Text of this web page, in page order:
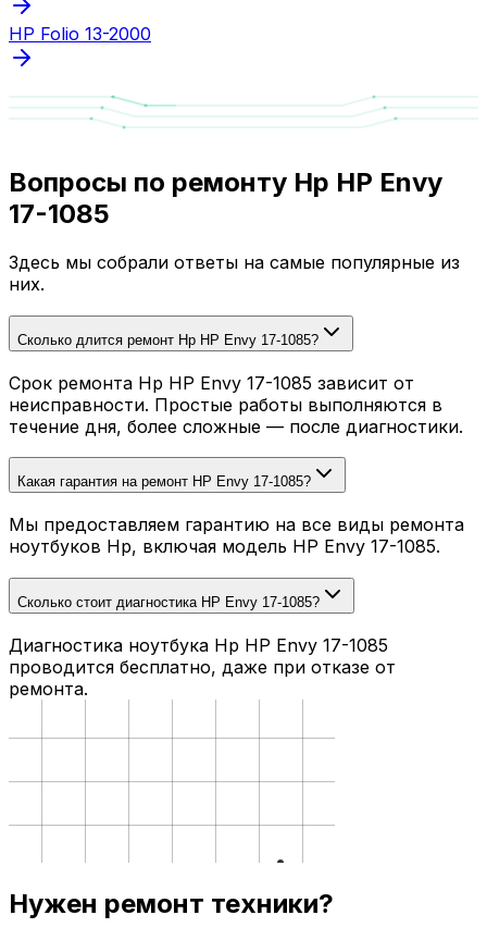
HP Folio 13-2000
Вопросы по ремонту Hp HP Envy
17-1085
Здесь мы собрали ответы на самые популярные из
них.
Сколько длится ремонт Hp HP Envy 17-1085?
Срок ремонта Hp HP Envy 17-1085 зависит от
неисправности. Простые работы выполняются в
течение дня, более сложные — после диагностики.
Какая гарантия на ремонт HP Envy 17-1085?
Мы предоставляем гарантию на все виды ремонта
ноутбуков Hp, включая модель HP Envy 17-1085.
Сколько стоит диагностика HP Envy 17-1085?
Диагностика ноутбука Hp HP Envy 17-1085
проводится бесплатно, даже при отказе от
ремонта.
Нужен ремонт техники?